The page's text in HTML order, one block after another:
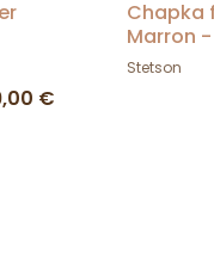
€
Chapka
Marron
Stetson